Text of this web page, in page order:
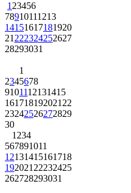
1 23456
78910111213
14151617181920
21 222324252627
28293031
1
2345678
9101112131415
161718192021 22
23242526272829
30
1 234
567891011
12131415161718
192021 22232425
262728293031